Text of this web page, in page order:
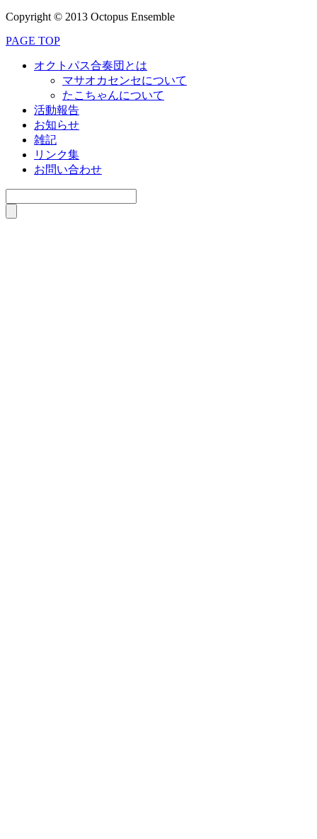
Copyright © 2013 Octopus Ensemble
PAGE TOP
オクトパス合奏団とは
マサオカセンセについて
たこちゃんについて
活動報告
お知らせ
雑記
リンク集
お問い合わせ